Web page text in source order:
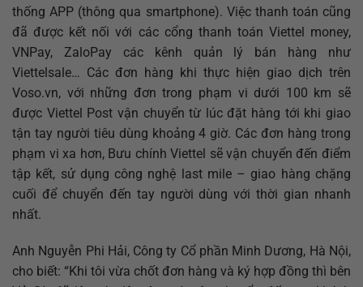
thống APP (thông qua smartphone). Việc thanh toán cũng
đã được kết nối với các cổng thanh toán Viettel money,
VNPay, ZaloPay các kênh quản lý bán hàng như
Viettelsale… Các đơn hàng khi thực hiện giao dịch trên
Voso.vn, với những đơn trong phạm vi dưới 100 km sẽ
được Viettel Post vận chuyển từ lúc đặt hàng tới khi giao
tận tay người tiêu dùng khoảng 4 giờ. Các đơn hàng trong
phạm vi xa hơn, Bưu chính Viettel sẽ vận chuyển đến điểm
tập kết, sử dụng công nghệ last mile – giao hàng chặng
cuối để chuyển đến tay người dùng với thời gian nhanh
nhất.
Anh Nguyễn Phi Hải, Công ty Cổ phần Minh Dương, Hà Nội,
cho biết: “Khi tôi vừa chốt đơn hàng và ký hợp đồng thì bên